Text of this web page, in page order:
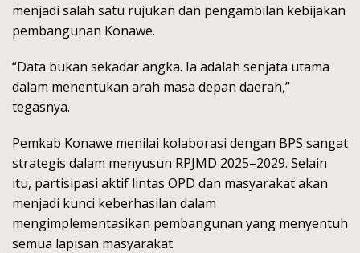
menjadi salah satu rujukan dan pengambilan kebijakan
pembangunan Konawe.
“Data bukan sekadar angka. Ia adalah senjata utama
dalam menentukan arah masa depan daerah,”
tegasnya.
Pemkab Konawe menilai kolaborasi dengan BPS sangat
strategis dalam menyusun RPJMD 2025–2029. Selain
itu, partisipasi aktif lintas OPD dan masyarakat akan
menjadi kunci keberhasilan dalam
mengimplementasikan pembangunan yang menyentuh
semua lapisan masyarakat